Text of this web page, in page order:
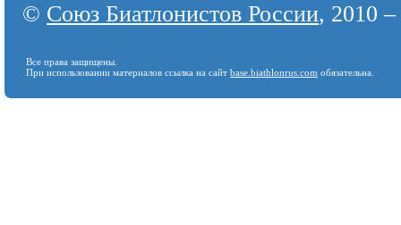
© Союз Биатлонистов России, 2010
Все права защищены.
При использовании материалов ссылка на сайт base.biathlonrus.com обязательна.